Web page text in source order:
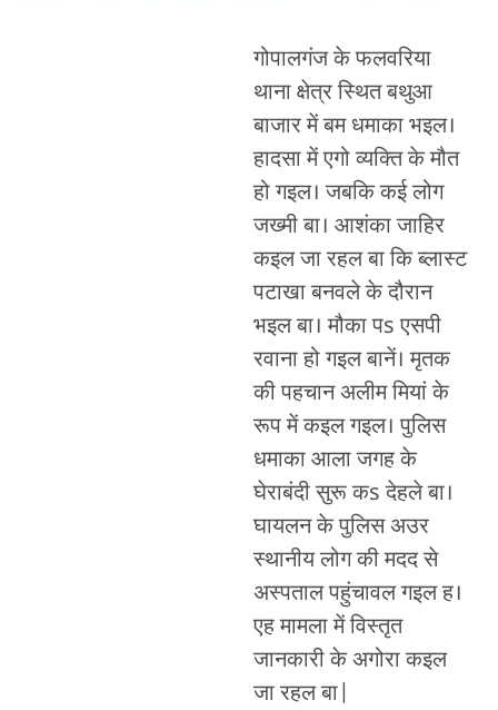
गोपालगंज के फलवरिया
थाना क्षेत्र स्थित बथुआ
बाजार में बम धमाका भइल।
हादसा में एगो व्यक्ति के मौत
हो गइल। जबकि कई लोग
जख्मी बा। आशंका जाहिर
कइल जा रहल बा कि ब्लास्ट
पटाखा बनवले के दौरान
भइल बा। मौका पs एसपी
रवाना हो गइल बानें। मृतक
की पहचान अलीम मियां के
रूप में कइल गइल। पुलिस
धमाका आला जगह के
घेराबंदी सुरू कs देहले बा।
घायलन के पुलिस अउर
स्थानीय लोग की मदद से
अस्पताल पहुंचावल गइल ह।
एह मामला में विस्तृत
जानकारी के अगोरा कइल
जा रहल बा|